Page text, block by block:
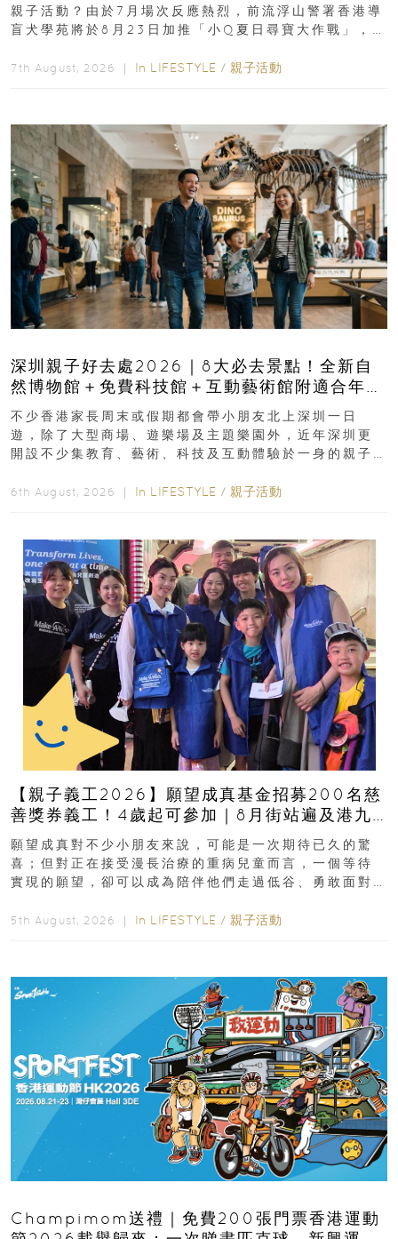
親子活動？由於7月場次反應熱烈，前流浮山警署香港導
盲犬學苑將於8月23日加推「小Q夏日尋寶大作戰」，家
7th August, 2026 ｜ In LIFESTYLE / 親子活動
深圳親子好去處2026｜8大必去景點！全新自
然博物館＋免費科技館＋互動藝術館附適合年
齡、交通、門票、開放時間
不少香港家長周末或假期都會帶小朋友北上深圳一日
遊，除了大型商場、遊樂場及主題樂園外，近年深圳更
開設不少集教育、藝術、科技及互動體驗於一身的親子
6th August, 2026 ｜ In LIFESTYLE / 親子活動
【親子義工2026】願望成真基金招募200名慈
善獎券義工！4歲起可參加｜8月街站遍及港九
新界
願望成真對不少小朋友來說，可能是一次期待已久的驚
喜；但對正在接受漫長治療的重病兒童而言，一個等待
實現的願望，卻可以成為陪伴他們走過低谷、勇敢面對
5th August, 2026 ｜ In LIFESTYLE / 親子活動
Champimom送禮｜免費200張門票香港運動